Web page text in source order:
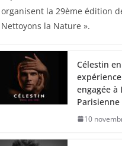
organisent la 29ème édition
Nettoyons la Nature ».
Célestin
engagée à
Parisienne
10